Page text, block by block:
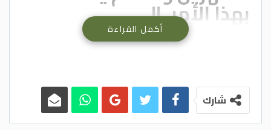
بهذا الأمر..!!
دول الاتحاد الأوربي جزء
منها رافض والأخر موافق
والأطباء وأصحاب المصانع
الغذائية كل واحد منهم
أكمل القراءة
شارك